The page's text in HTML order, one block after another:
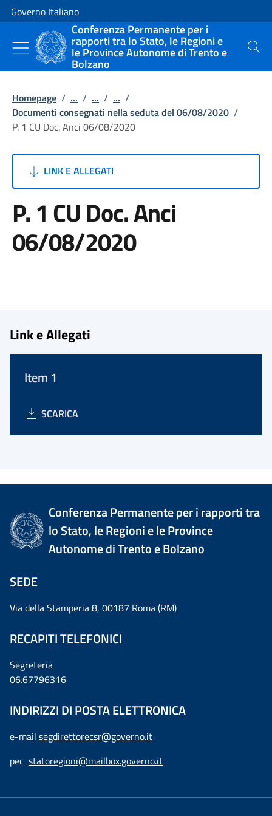
Vai al contenuto
Vai alla navigazione del sito
Governo Italiano
Conferenza Permanente per i
rapporti tra lo Stato, le Regioni e
le Province Autonome di Trento e
Bolzano
Cerca
Homepage / ... / ... / ... /
Documenti consegnati nella seduta del 06/08/2020 /
P. 1 CU Doc. Anci 06/08/2020
LINK E ALLEGATI
P. 1 CU Doc. Anci
06/08/2020
Link e Allegati
Item 1
SCARICA
Conferenza Permanente per i rapporti tra
lo Stato, le Regioni e le Province
Autonome di Trento e Bolzano
SEDE
Via della Stamperia 8, 00187 Roma (RM)
RECAPITI TELEFONICI
Segreteria
06.67796316
INDIRIZZI DI POSTA ELETTRONICA
e-mail segdirettorecsr@governo.it
pec statoregioni@mailbox.governo.it